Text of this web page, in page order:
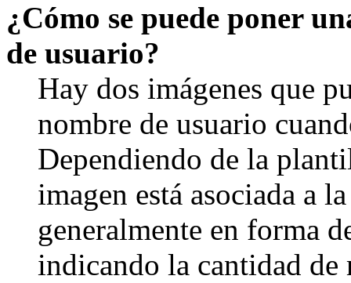
¿Cómo se puede poner
de usuario?
Hay dos imágenes que
nombre de usuario
Dependiendo de la
imagen está asociada a
generalmente en forma
indicando la cantidad de